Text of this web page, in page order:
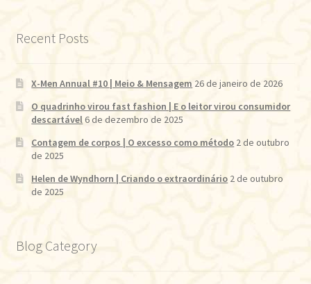
Recent Posts
X-Men Annual #10 | Meio & Mensagem 26 de janeiro de 2026
O quadrinho virou fast fashion | E o leitor virou consumidor
descartável6 de dezembro de 2025
Contagem de corpos | O excesso como método 2 de outubro
de 2025
Helen de Wyndhorn | Criando o extraordinário 2 de outubro
de 2025
Blog Category